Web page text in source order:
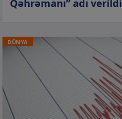
Qəhrəmanı” adı verildi
DÜNYA